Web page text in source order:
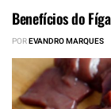
Benefícios do
POREVANDRO MARQUES